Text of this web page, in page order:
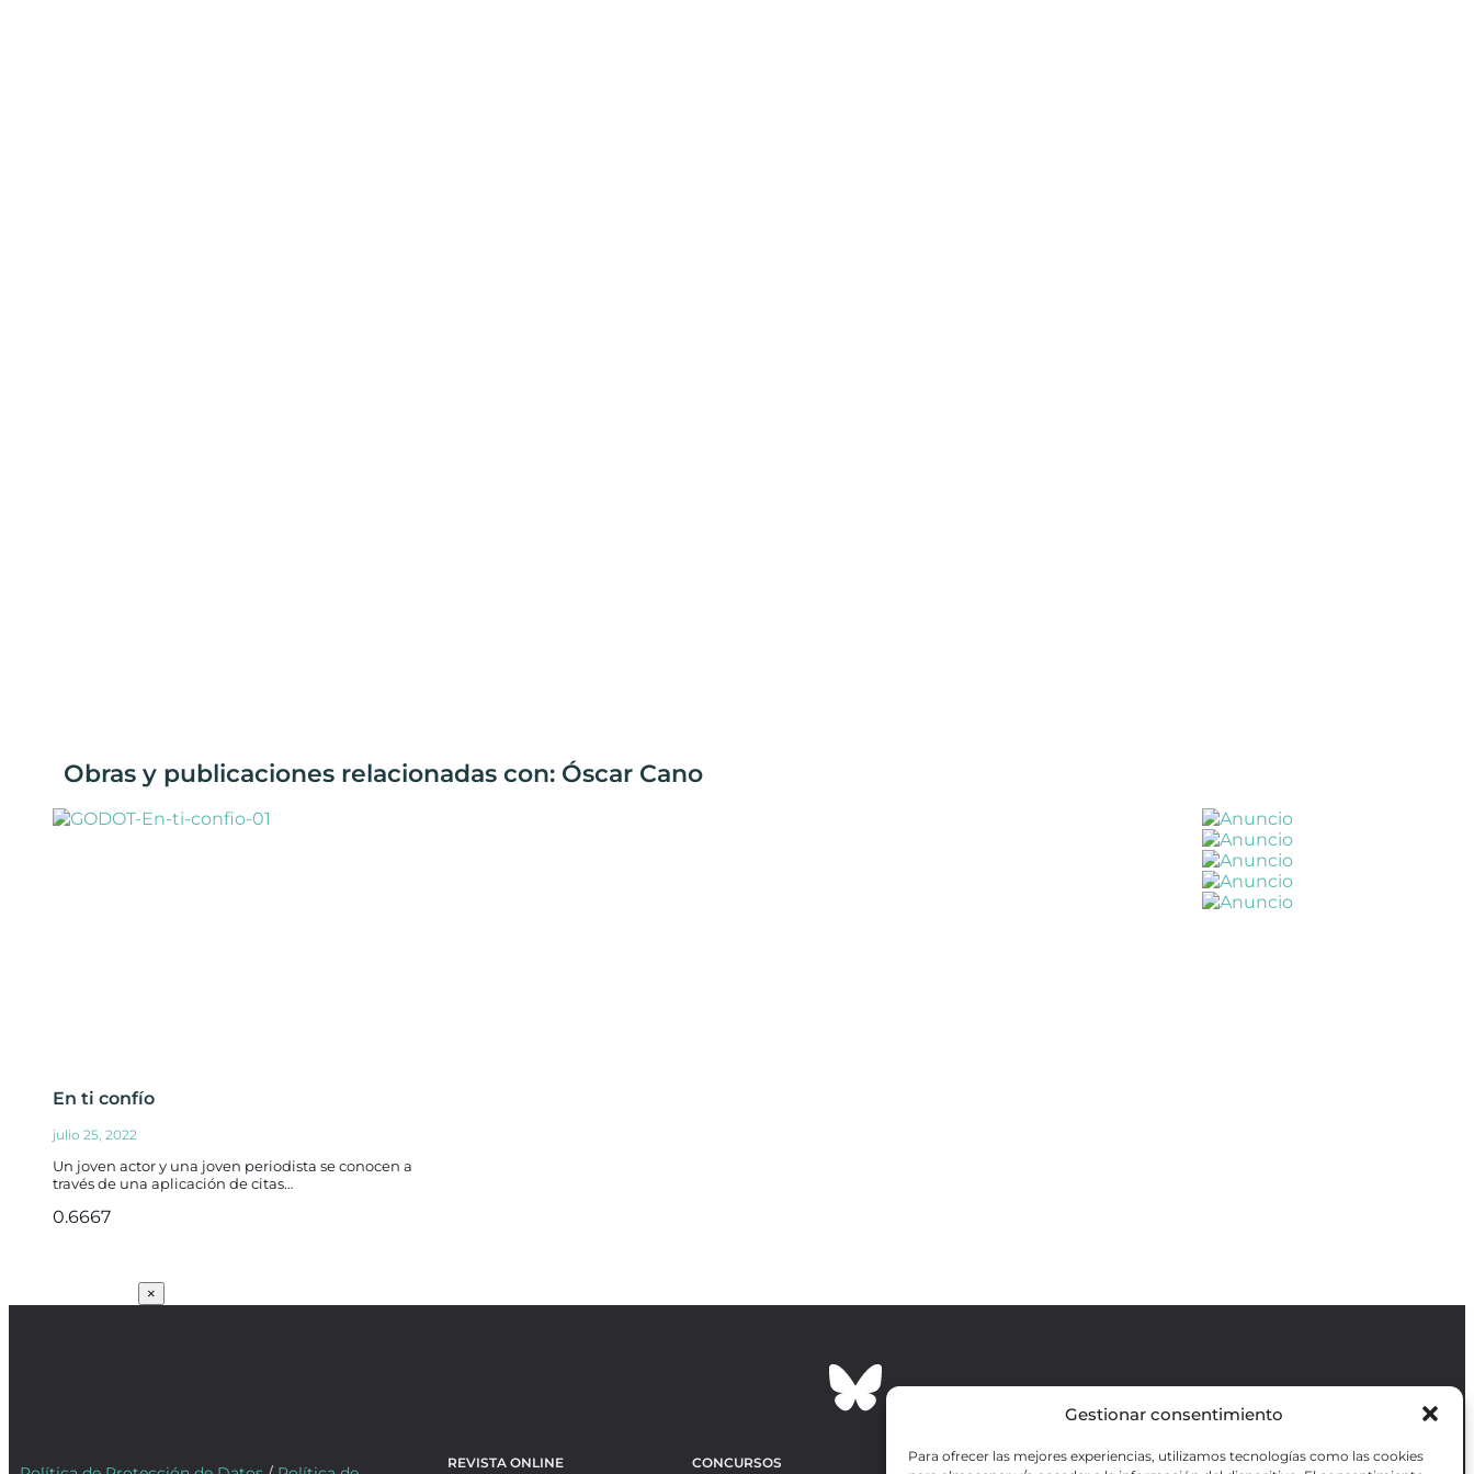
Gestionar consentimiento
Para ofrecer las mejores experiencias, utilizamos tecnologías como las cookies
Obras y publicaciones relacionadas con: Óscar Cano
En ti confío
julio 25, 2022
Un joven actor y una joven periodista se conocen a
través de una aplicación de citas…
×
REVISTA ONLINE CONCURSOS OBRAS MÁS VOTADAS
Revista GODOT
es una revista
sobre artes escénicas de Madrid, gratuita y